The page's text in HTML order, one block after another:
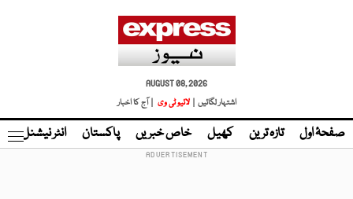
AUGUST 08, 2026
اشتہار لگائیں |
لائیو ٹی وی | آج کا اخبار
صفحۂ اول تازہ ترین کھیل خاص خبریں پاکستان انٹر نیشنل